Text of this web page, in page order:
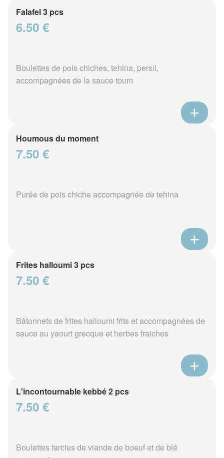
Falafel 3 pcs
6.50 €
Boulettes de pois chiches, tehina, persil,
accompagnées de la sauce toum
Houmous du moment
7.50 €
Purée de pois chiche accompagnée de tehina
Frites halloumi 3 pcs
7.50 €
Bâtonnets de frites halloumi frits et accompagnées de
sauce au yaourt grecque et herbes fraiches
L'incontournable kebbé 2 pcs
7.50 €
Boulettes farcies de viande de boeuf et de blé